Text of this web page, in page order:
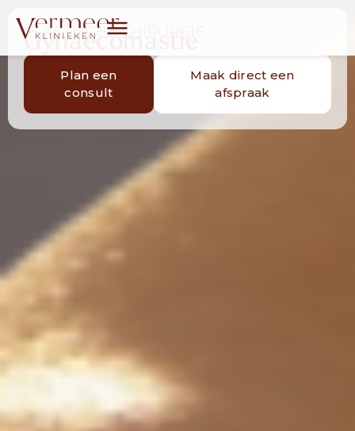
PLASTISCHE CHIRURGIE
Gynaecomastie
Plan een
consult
Maak direct een
afspraak